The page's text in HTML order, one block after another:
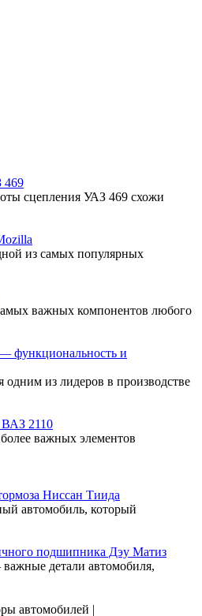
469
сцепления УАЗ 469 схожи
из самых популярных
важных компонентов любого
функциональность и
одним из лидеров в производстве
ВАЗ 2110
важных элементов
Ниссан Тиида
автомобиль, который
подшипника Дэу Матиз
детали автомобиля,
автомобилей |